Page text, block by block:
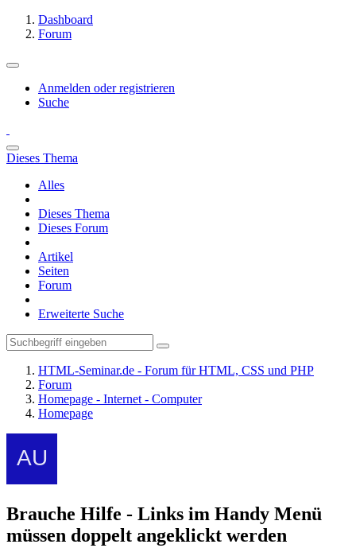
Dashboard
Forum
Anmelden oder registrieren
Suche
Dieses Thema
Alles
Dieses Thema
Dieses Forum
Artikel
Seiten
Forum
Erweiterte Suche
HTML-Seminar.de - Forum für HTML, CSS und PHP
Forum
Homepage - Internet - Computer
Homepage
Brauche Hilfe - Links im Handy Menü
müssen doppelt angeklickt werden